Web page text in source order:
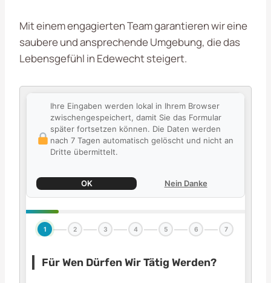
Mit einem engagierten Team garantieren wir eine
saubere und ansprechende Umgebung, die das
Lebensgefühl in Edewecht steigert.
Ihre Eingaben werden lokal in Ihrem Browser
zwischengespeichert, damit Sie das Formular
später fortsetzen können. Die Daten werden
nach 7 Tagen automatisch gelöscht und nicht an
Dritte übermittelt.
OK Nein Danke
1 2 3 4 5 6 7
Für Wen Dürfen Wir Tätig Werden?